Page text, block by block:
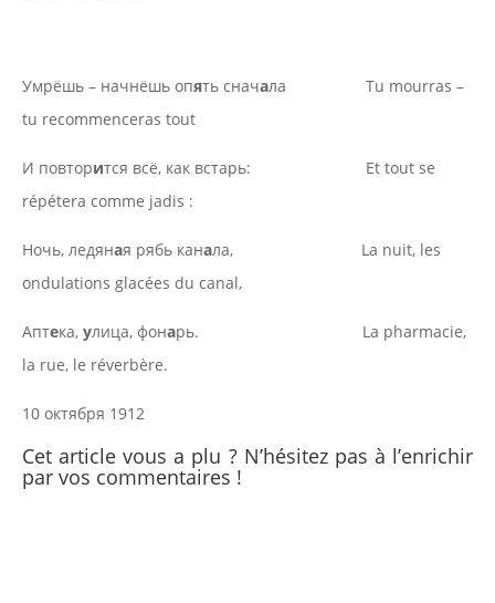
Умрёшь – начнёшь опять сначала Tu mourras –
tu recommenceras tout
И повторится всё, как встарь: Et tout se
répétera comme jadis :
Ночь, ледяная рябь канала, La nuit, les
ondulations glacées du canal,
Аптека, улица, фонарь. La pharmacie,
la rue, le réverbère.
10 октября 1912
Cet article vous a plu ? N’hésitez pas à l’enrichir
par vos commentaires !